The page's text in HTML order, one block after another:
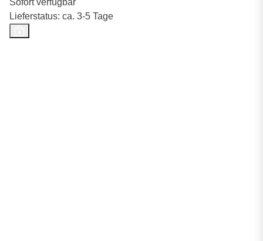
Sofort verfügbar
Lieferstatus: ca. 3-5 Tage